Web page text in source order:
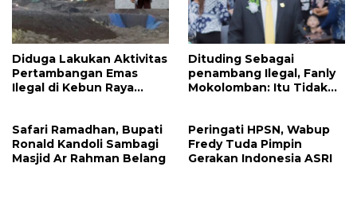
Diduga Lakukan Aktivitas
Pertambangan Emas
Ilegal di Kebun Raya
Sondakh
Dituding Sebagai
penambang Ilegal, Fanly
Mokolomban: Itu Tidak
Safari Ramadhan, Bupati
Ronald Kandoli Sambagi
Masjid Ar Rahman Belang
Peringati HPSN, Wabup
Fredy Tuda Pimpin
Gerakan Indonesia ASRI